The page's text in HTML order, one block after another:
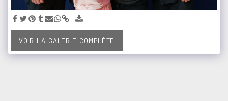
VOIR LA GALERIE COMPLÈTE